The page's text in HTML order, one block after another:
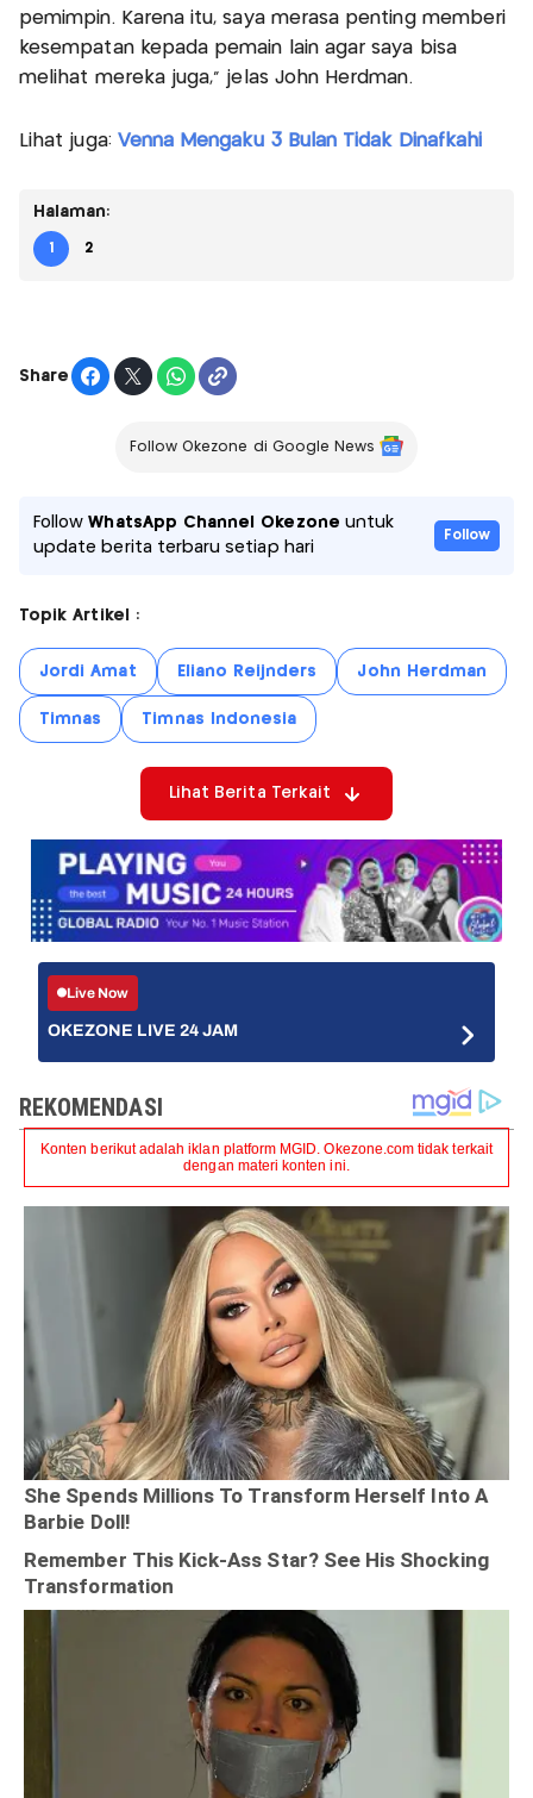
pemimpin. Karena itu, saya merasa penting memberi
kesempatan kepada pemain lain agar saya bisa
melihat mereka juga,” jelas John Herdman.
Lihat juga: Venna Mengaku 3 Bulan Tidak Dinafkahi
Halaman:
1 2
Share
Follow Okezone di Google News
FollowWhatsApp Channel Okezone untuk
update berita terbaru setiap hari
Follow
Topik Artikel :
Jordi Amat Eliano Reijnders John Herdman
Timnas Timnas Indonesia
Lihat Berita Terkait
Live Now
OKEZONE LIVE 24 JAM